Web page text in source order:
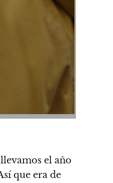
el año
que era de